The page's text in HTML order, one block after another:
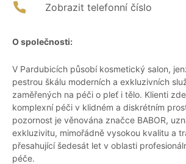
Zobrazit telefonní číslo
O společnosti:
V Pardubicích působí kosmetický salon,
pestrou škálu moderních a exkluzivních
zaměřených na péči o pleť i tělo. Klienti
komplexní péči v klidném a diskrétním
pozornost je věnována značce BABOR,
exkluzivitu, mimořádně vysokou kvalitu a
přesahující šedesát let v oblasti
péče.